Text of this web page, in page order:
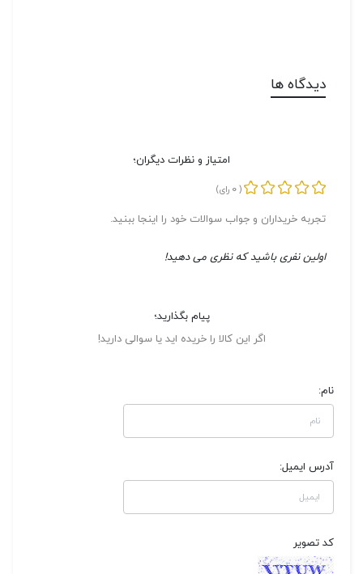
دیدگاه ها
امتیاز و نظرات دیگران؛
(
0 رای)
تجربه خریداران و جواب سوالات خود را اینجا ببنید.
اولین نفری باشید که نظری می دهید!
پیام بگذارید؛
اگر این کالا را خریده اید یا سوالی دارید!
نام:
آدرس ایمیل:
کد تصویر